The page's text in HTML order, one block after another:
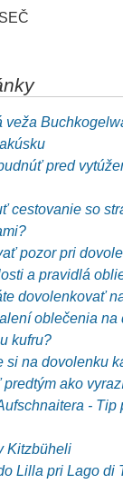
SEČ
veža
pred
cestovanie so
pozor pri
a pravidlá
dovolenkovať
oblečenia
kufru?
si na dovolenku
ako
- Tip
Kitzbüheli
Lilla pri Lago di